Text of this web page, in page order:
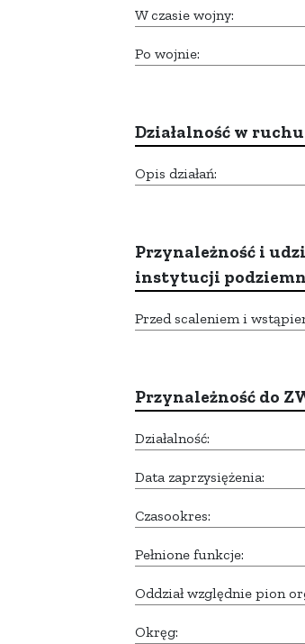
W czasie wojny:
Po wojnie:
Działalność w
Opis działań:
Przynależność i
instytucji
Przed scaleniem i
Przynależność do
Działalność:
Data zaprzysiężenia:
Czasookres:
Pełnione funkcje:
Oddział względnie pion
Okręg: